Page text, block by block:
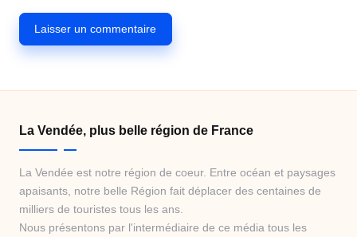
La Vendée, plus belle région de France
La Vendée est notre région de coeur. Entre océan et paysages
apaisants, notre belle Région fait déplacer des centaines de
milliers de touristes tous les ans.
Nous présentons par l'intermédiaire de ce média tous les